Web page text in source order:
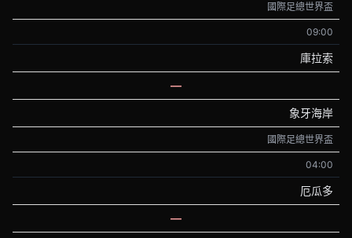
國際足總世界盃
09:00
庫拉索
—
象牙海岸
國際足總世界盃
04:00
厄瓜多
—